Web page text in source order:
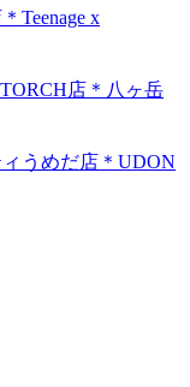
Teenage x
店＊八ヶ岳
ィうめだ店＊UDON